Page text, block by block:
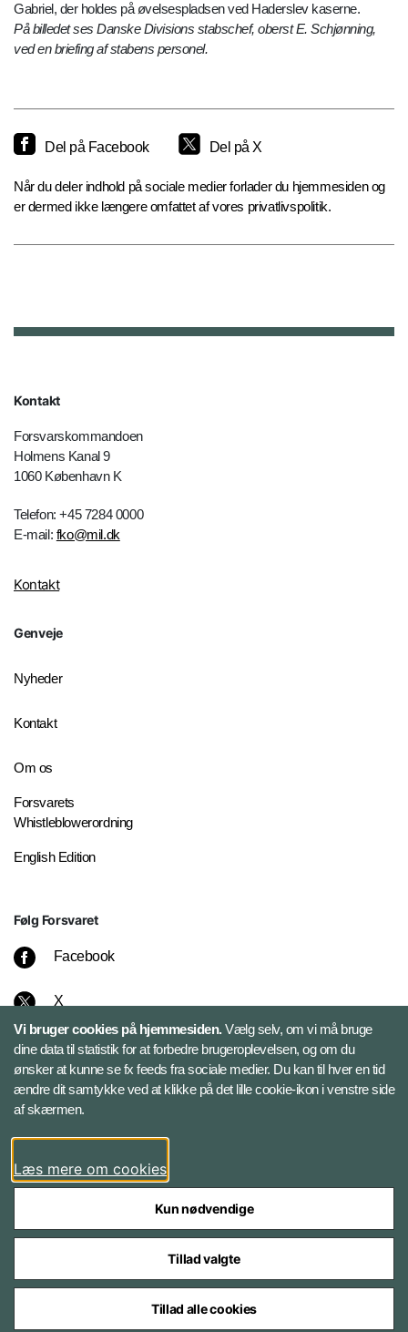
Gabriel, der holdes på øvelsespladsen ved Haderslev kaserne.
På billedet ses Danske Divisions stabschef, oberst E. Schjønning,
ved en briefing af stabens personel.
Del på Facebook Del på X
Når du deler indhold på sociale medier forlader du hjemmesiden og
er dermed ikke længere omfattet af vores privatlivspolitik.
Kontakt
Forsvarskommandoen
Holmens Kanal 9
1060 København K
Telefon: +45 7284 0000
E-mail: fko@mil.dk
Kontakt
Genveje
Nyheder
Kontakt
Om os
Forsvarets
Whistleblowerordning
English Edition
Følg Forsvaret
Facebook
X
Instagram
Bluesky
LinkedIn
Styrelser og myndigheder under Forsvarsministeriet
Vi bruger cookies på hjemmesiden.Vælg selv, om vi må bruge
dine data til statistik for at forbedre brugeroplevelsen, og om du
ønsker at kunne se fx feeds fra sociale medier. Du kan til hver en tid
ændre dit samtykke ved at klikke på det lille cookie-ikon i venstre side
af skærmen.
Læs mere om cookies
Kun nødvendige
Tillad valgte
Tillad alle cookies